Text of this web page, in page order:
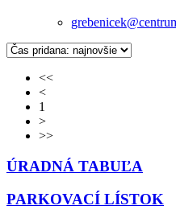
<<
<
1
>
>>
ÚRADNÁ TABUĽA
PARKOVACÍ LÍSTOK